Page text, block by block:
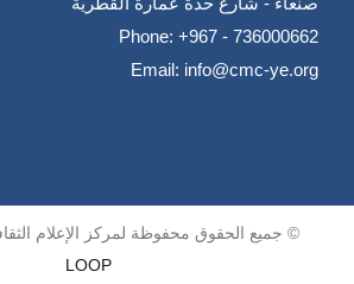
Phone: +967 - 736000662
Email: info@cmc-ye.org
© جميع الحقوق محفوظة لمركز الإعلام
LOOP